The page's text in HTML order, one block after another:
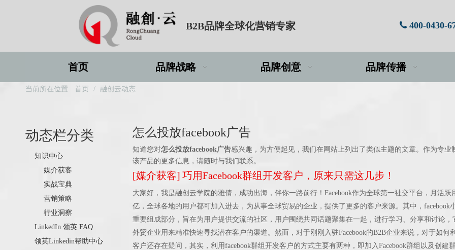
B2B品牌全球化营销专家  400-0430-
首页 品牌战略 品牌创意 品牌传播
当前所在位置: 首页 / 融创云动态
动态栏分类
知识中心
媒介获客
实战宝典
营销策略
行业洞察
LinkedIn 领英 FAQ
领英Linkedin帮助中心
怎么投放facebook广告
知道您对怎么投放facebook广告感兴趣，为方便起见，我们在网站上列出了类似主题的文章。作为专
该产品的更多信息，请随时与我们联系。
[媒介获客] 巧用Facebook群组开发客户，原来只需这几步！
大家好，我是融创云学院的雅倩，成功出海，伴你一路前行！Facebook作为全球第一社交平台，月活跃
亿，全球各地的用户都可加入进去，为从事全球贸易的企业，提供了更多的客户来源。其中，facebook
重要组成部分，旨在为用户提供交流的社区，用户围绕共同话题聚集在一起，进行学习、分享和讨论，
外贸企业用来精准快速寻找潜在客户的渠道。然而，对于刚刚入驻Facebook的B2B企业来说，对于如何
客户还存在疑问，其实，利用facebook群组开发客户的方式主要有两种，即加入Facebook群组以及创建